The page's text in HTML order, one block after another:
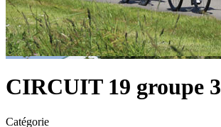
CIRCUIT 19 groupe 3
Catégorie